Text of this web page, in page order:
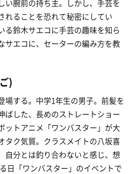
い腕前の持ち主。しかし、手芸を
れることを恐れて秘密にしてい
る鈴木サエコに手芸の趣味を知ら
サエコに、セーターの編み方を教
)
場する。中学1年生の男子。前髪を
ばした、長めのストレートショー
ットアニメ「ワンバスター」が大
タク気質。クラスメイトの八坂喜
自分とは釣り合わないと感じ、想
日「ワンバスター」のイベントで